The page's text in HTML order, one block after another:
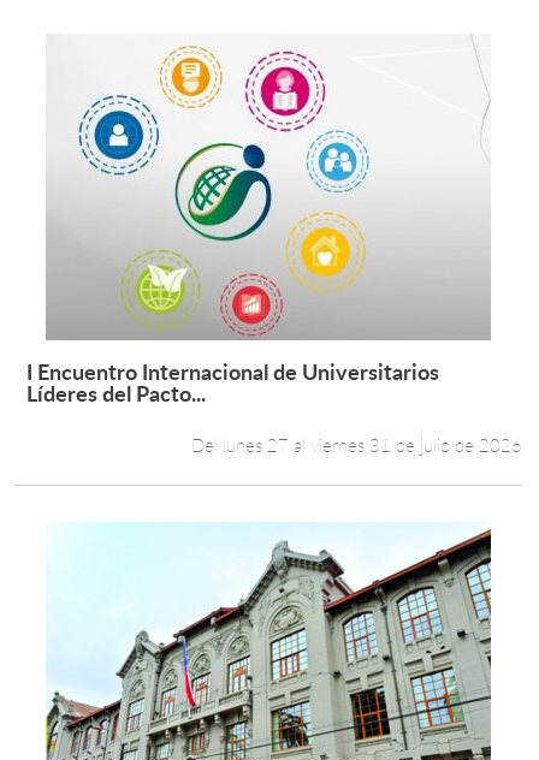
Leer más +
I Encuentro Internacional de Universitarios
Líderes del Pacto...
Del lunes 27 al viernes 31 de julio de 2026